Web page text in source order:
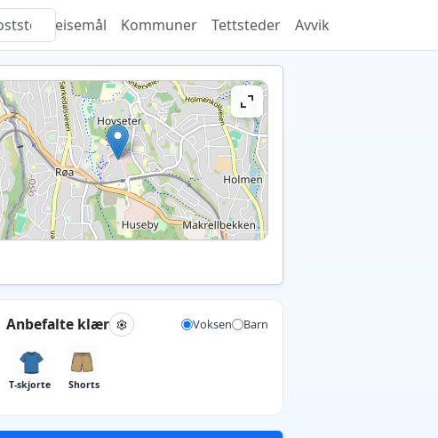
Quiz Reisemål Kommuner Tettsteder Avvik
Anbefalte klær Voksen Barn
T-skjorte Shorts